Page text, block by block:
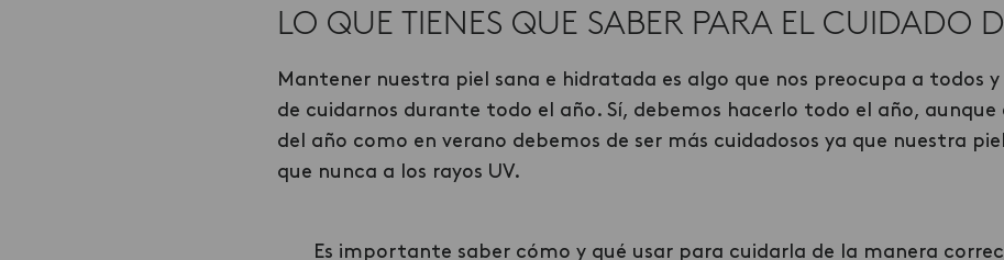
LO QUE TIENES QUE SABER PARA EL CUIDADO
Mantener nuestra piel sana e hidratada es algo que nos preocupa a todos
de cuidarnos durante todo el año. Sí, debemos hacerlo todo el año, aunque
del año como en verano debemos de ser más cuidadosos ya que nuestra
que nunca a los rayos UV.
Es importante saber cómo y qué usar para cuidarla de la manera